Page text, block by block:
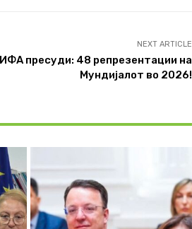
NEXT ARTICLE
пресуди: 48 репрезентации на
Мундијалот во 2026!